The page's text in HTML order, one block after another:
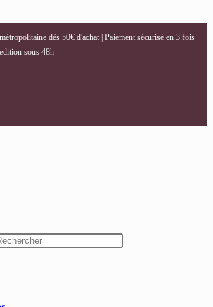
dès 50€ d'achat | Paiement sécurisé en 3 fois
sous 48h